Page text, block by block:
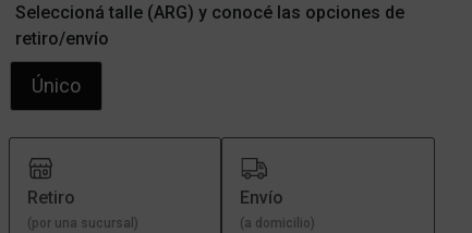
Seleccioná talle (ARG) y conocé las opciones de
retiro/envío
Único
Retiro
(por una sucursal)
Envío
(a domicilio)